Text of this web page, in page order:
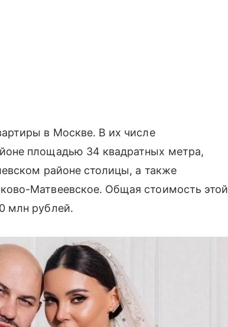
в Москве. В их числе
площадью 34 квадратных метра,
районе столицы, а также
Матвеевское. Общая стоимость этой
млн рублей.